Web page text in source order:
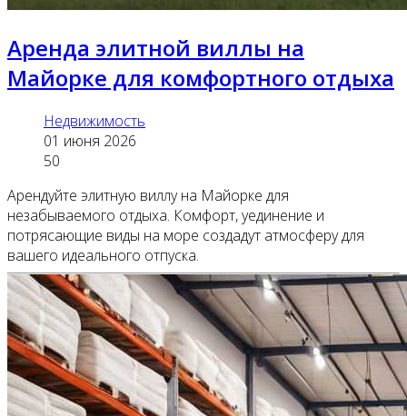
Аренда элитной виллы на
Майорке для комфортного отдыха
Недвижимость
01 июня 2026
50
Арендуйте элитную виллу на Майорке для
незабываемого отдыха. Комфорт, уединение и
потрясающие виды на море создадут атмосферу для
вашего идеального отпуска.